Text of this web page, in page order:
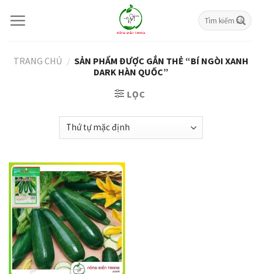
Tìm
kiếm:
TRANG CHỦ / SẢN PHẨM ĐƯỢC GẮN THẺ “BÍ NGÒI XANH
DARK HÀN QUỐC”
LỌC